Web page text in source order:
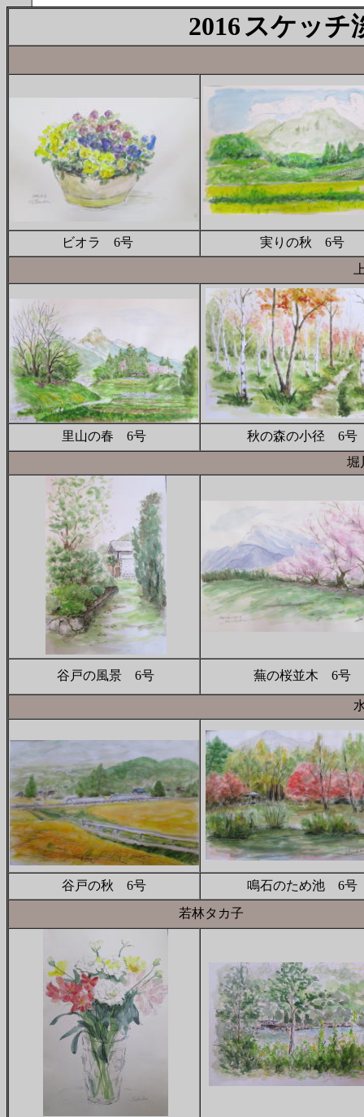
2016スケッチ
ビオラ 6号
実りの秋 6号
里山の春 6号
秋の森の小径 6号
谷戸の風景 6号 蕪の桜並木 6号
谷戸の秋 6号
鳴石のため池 6号
若林タカ子